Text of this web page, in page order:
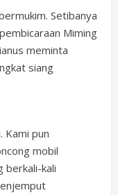
Setibanya
Miming
meminta
siang
Kami pun
mobil
berkali-kali